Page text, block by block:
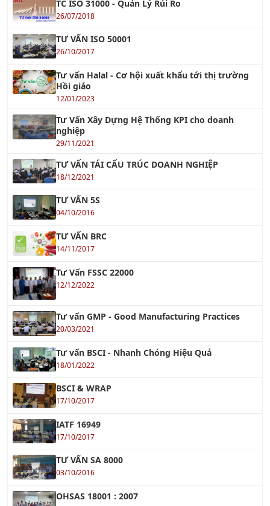
26/10/2017
Hồi giáo
12/01/2023
Tư Vấn Xây Dựng Hệ Thống KPI cho doanh
nghiệp
29/11/2021
TƯ VẤN TÁI CẤU TRÚC DOANH NGHIỆP
18/12/2021
04/10/2016
14/11/2017
12/12/2022
20/03/2021
18/01/2022
17/10/2017
17/10/2017
03/10/2016
19/09/2018